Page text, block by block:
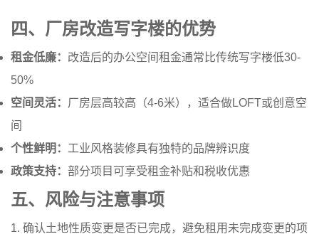
四、厂房改造写字楼的优势
租金低廉： 改造后的办公空间租金通常比传统写字楼低30-
50%
空间灵活： 厂房层高较高（4-6米），适合做LOFT或创意空
间
个性鲜明： 工业风格装修具有独特的品牌辨识度
政策支持： 部分项目可享受租金补贴和税收优惠
五、风险与注意事项
1. 确认土地性质变更是否已完成，避免租用未完成变更的项